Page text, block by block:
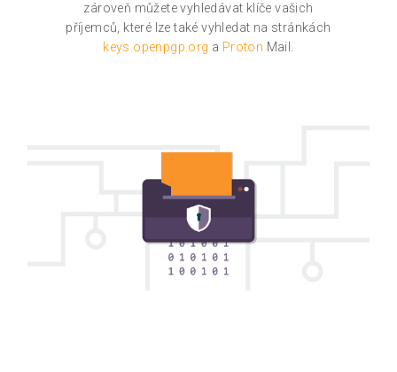
zároveň můžete vyhledávat klíče vašich
příjemců, které lze také vyhledat na stránkách
keys.openpgp.org a Proton Mail.